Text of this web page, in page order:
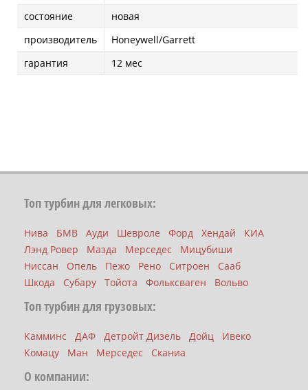
состояние
новая
производитель
Honeywell/Garrett
гарантия
12 мес
Топ турбин для легковых:
Нива БМВ Ауди Шевроле Форд Хендай
КИА
Лэнд Ровер
Мазда Мерседес
Мицубиши
Ниссан
Опель Пежо Рено Ситроен
Сааб
Шкода
Субару Тойота Фольксваген Вольво
Топ турбин для грузовых:
Камминс ДАФ Детройт Дизель Дойц
Ивеко
Комацу
Ман Мерседес Сканиа
О компании: